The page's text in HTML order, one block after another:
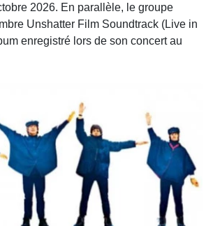
2026. En parallèle, le groupe
Unshatter Film Soundtrack (Live in
enregistré lors de son concert au